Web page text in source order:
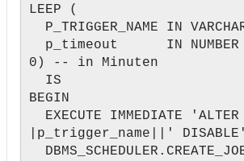
LEEP (
P_TRIGGER_NAME IN
p_timeout IN NUMBER
0) -- in Minuten
IS
BEGIN
EXECUTE IMMEDIATE
|p_trigger_name||'